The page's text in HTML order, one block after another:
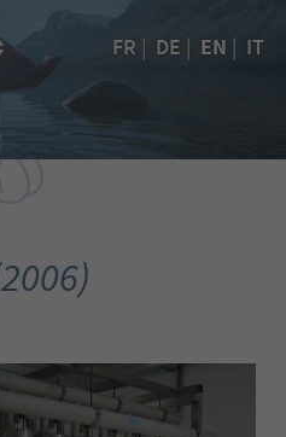
FR DE EN IT